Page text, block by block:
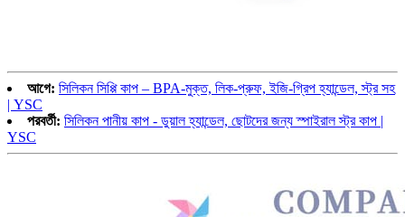
আগে: সিলিকন সিপ্পি কাপ – BPA-মুক্ত, লিক-প্রুফ, ইজি-গ্রিপ হ্যান্ডেল, স্ট্র সহ
| YSC
পরবর্তী: সিলিকন পানীয় কাপ - ডুয়াল হ্যান্ডেল, ছোটদের জন্য স্পাইরাল স্ট্র কাপ |
YSC